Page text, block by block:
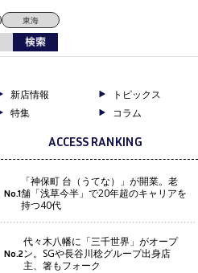
東海
新店情報
トピックス
特集
コラム
ACCESS RANKING
No.1
「神保町 台（うてな）」が開業。老
舗「浅草今半」で20年超のキャリアを
持つ40代
No.2
代々木八幡に「三千世界」がオープ
ン。SGや長谷川稔グループ出身店
主、箸もフォーク